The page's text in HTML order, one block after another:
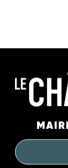
château
d'eau